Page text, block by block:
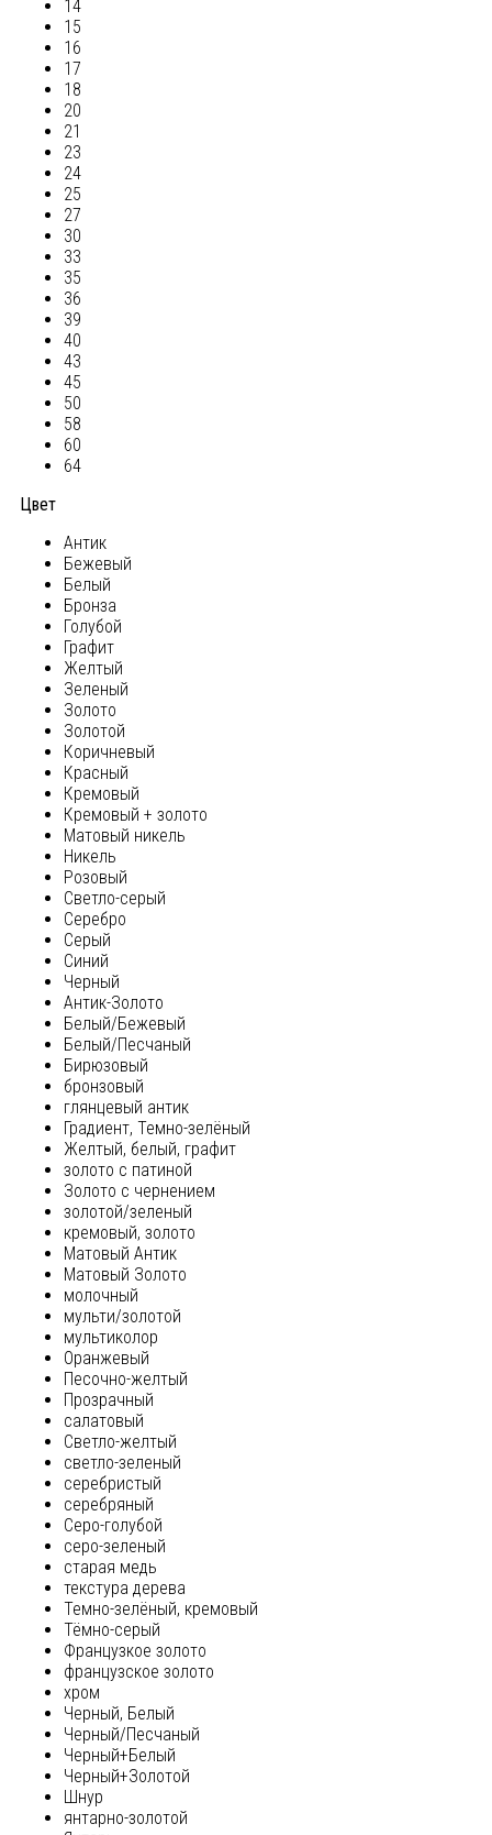
14
15
16
17
18
20
21
23
24
25
27
30
33
35
36
39
40
43
45
50
58
60
64
Цвет
Антик
Бежевый
Белый
Бронза
Голубой
Графит
Желтый
Зеленый
Золото
Золотой
Коричневый
Красный
Кремовый
Кремовый + золото
Матовый никель
Никель
Розовый
Светло-серый
Серебро
Серый
Синий
Черный
Антик-Золото
Белый/Бежевый
Белый/Песчаный
Бирюзовый
бронзовый
глянцевый антик
Градиент, Темно-зелёный
Желтый, белый, графит
золото с патиной
Золото с чернением
золотой/зеленый
кремовый, золото
Матовый Антик
Матовый Золото
молочный
мульти/золотой
мультиколор
Оранжевый
Песочно-желтый
Прозрачный
салатовый
Светло-желтый
светло-зеленый
серебристый
серебряный
Серо-голубой
серо-зеленый
старая медь
текстура дерева
Темно-зелёный, кремовый
Тёмно-серый
Французкое золото
французское золото
хром
Черный, Белый
Черный/Песчаный
Черный+Белый
Черный+Золотой
Шнур
янтарно-золотой